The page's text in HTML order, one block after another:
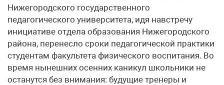
Нижегородского государственного
педагогического университета, идя навстречу
инициативе отдела образования Нижегородского
района, перенесло сроки педагогической практики
студентам факультета физического воспитания. Во
время нынешних осенних каникул школьники не
останутся без внимания: будущие тренеры и